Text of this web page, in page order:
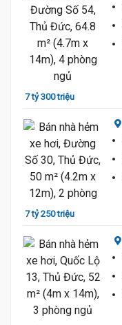
7 tỷ 300 triệu
7 tỷ 250 triệu